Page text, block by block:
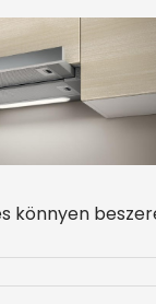
könnyen